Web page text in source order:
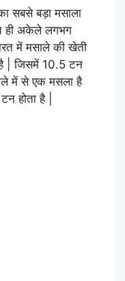
सबसे बड़ा मसाला
ही अकेले लगभग
में मसाले की खेती
| जिसमें 10.5 टन
में से एक मसला है
होता है |